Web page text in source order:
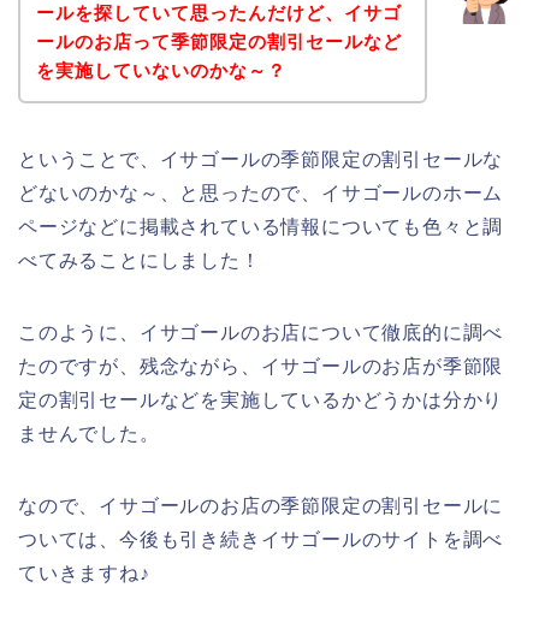
ールを探していて思ったんだけど、イサゴ
ールのお店って季節限定の割引セールなど
を実施していないのかな～？
ということで、イサゴールの季節限定の割引セールな
どないのかな～、と思ったので、イサゴールのホーム
ページなどに掲載されている情報についても色々と調
べてみることにしました！
このように、イサゴールのお店について徹底的に調べ
たのですが、残念ながら、イサゴールのお店が季節限
定の割引セールなどを実施しているかどうかは分かり
ませんでした。
なので、イサゴールのお店の季節限定の割引セールに
ついては、今後も引き続きイサゴールのサイトを調べ
ていきますね♪